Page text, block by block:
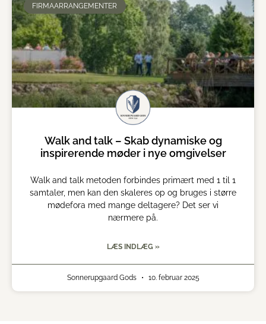
FIRMAARRANGEMENTER
Walk and talk – Skab dynamiske og
inspirerende møder i nye omgivelser
Walk and talk metoden forbindes primært med 1 til 1
samtaler, men kan den skaleres op og bruges i større
mødefora med mange deltagere? Det ser vi
nærmere på.
LÆS INDLÆG »
Sonnerupgaard Gods 10. februar 2025